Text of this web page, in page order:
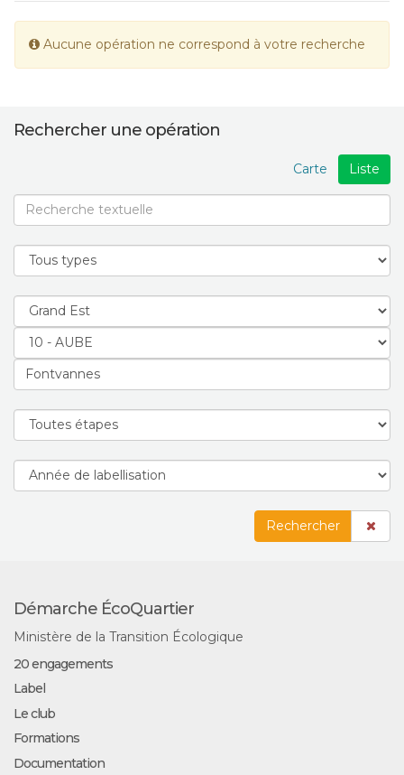
Aucune opération ne correspond à votre recherche
Rechercher une opération
Liste
Carte
Rechercher
Démarche ÉcoQuartier
Ministère de la Transition Écologique
20 engagements
Label
Le club
Formations
Documentation